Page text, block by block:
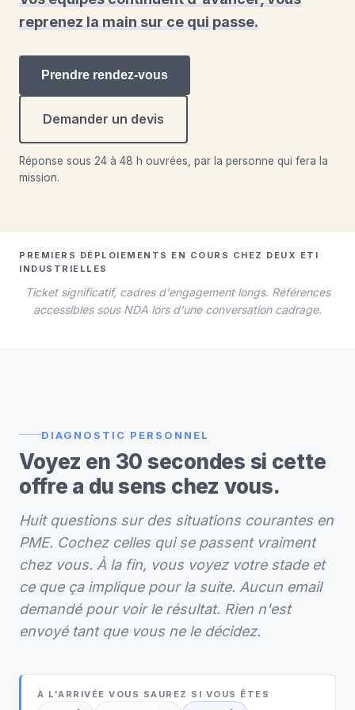
reprenez la main sur ce qui passe.
Prendre rendez-vous
Demander un devis
Réponse sous 24 à 48 h ouvrées, par la personne qui fera la
mission.
PREMIERS DÉPLOIEMENTS EN COURS CHEZ DEUX ETI
INDUSTRIELLES
Ticket significatif, cadres d'engagement longs. Références
accessibles sous NDA lors d'une conversation cadrage.
DIAGNOSTIC PERSONNEL
Voyez en 30 secondes si cette
offre a du sens chez vous.
Huit questions sur des situations courantes en
PME. Cochez celles qui se passent vraiment
chez vous. À la fin, vous voyez votre stade et
ce que ça implique pour la suite. Aucun email
demandé pour voir le résultat. Rien n'est
envoyé tant que vous ne le décidez.
À L'ARRIVÉE VOUS SAUREZ SI VOUS ÊTES